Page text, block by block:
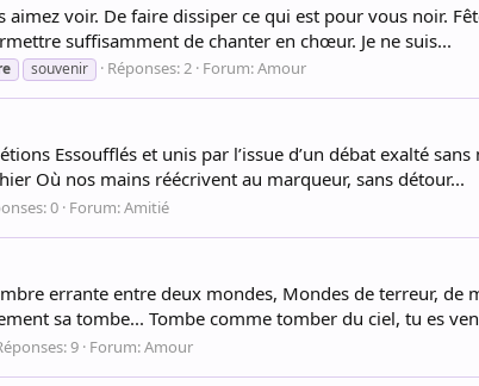
voir. De faire dissiper ce qui est pour vous noir.
suffisamment de chanter en chœur. Je ne suis...
souvenir Réponses: 2 Forum:Amour
Essoufflés et unis par l’issue d’un débat exalté
Où nos mains réécrivent au marqueur, sans détour...
0 Forum:Amitié
errante entre deux mondes, Mondes de terreur, de
sa tombe... Tombe comme tomber du ciel, tu es
9 Forum:Amour